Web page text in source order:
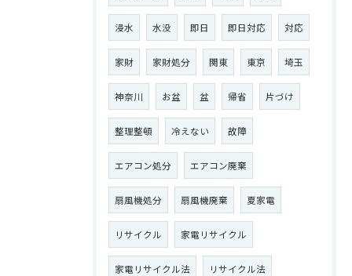
浸水 水没 即日 即日対応 対応
家財 家財処分 関東 東京 埼玉
神奈川 お盆 盆 帰省 片づけ
整理整頓 冷えない 故障
エアコン処分 エアコン廃棄
扇風機処分 扇風機廃棄 夏家電
リサイクル 家電リサイクル
家電リサイクル法 リサイクル法